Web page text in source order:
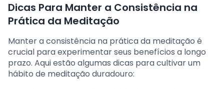
Dicas Para Manter a Consistência na
Prática da Meditação
Manter a consistência na prática da meditação é
crucial para experimentar seus benefícios a longo
prazo. Aqui estão algumas dicas para cultivar um
hábito de meditação duradouro: